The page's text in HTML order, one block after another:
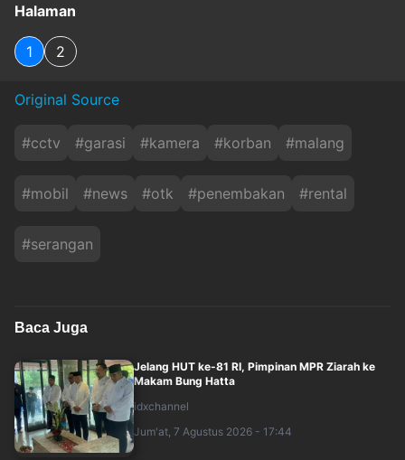
Halaman
1 2
Original Source
#cctv #garasi #kamera #korban #malang
#mobil #news #otk #penembakan #rental
#serangan
Baca Juga
Jelang HUT ke-81 RI, Pimpinan MPR Ziarah ke
Makam Bung Hatta
idxchannel
Jum'at, 7 Agustus 2026 - 17:44